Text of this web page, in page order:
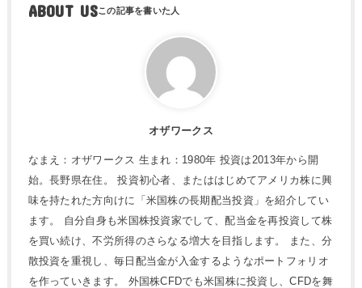
ABOUT US
オザワークス
なまえ：オザワークス 生まれ：1980年 投資は2013年から開
始。長野県在住。 投資初心者、またははじめてアメリカ株に興
味を持たれた方向けに「米国株の長期配当投資」を紹介してい
ます。 自分自身も米国株投資家でして、配当金を再投資して株
を買い続け、不労所得のさらなる増大を目指します。 また、分
散投資を重視し、毎日配当金が入金するようなポートフォリオ
を作っていきます。 外国株CFDでも米国株に投資し、CFDを舞